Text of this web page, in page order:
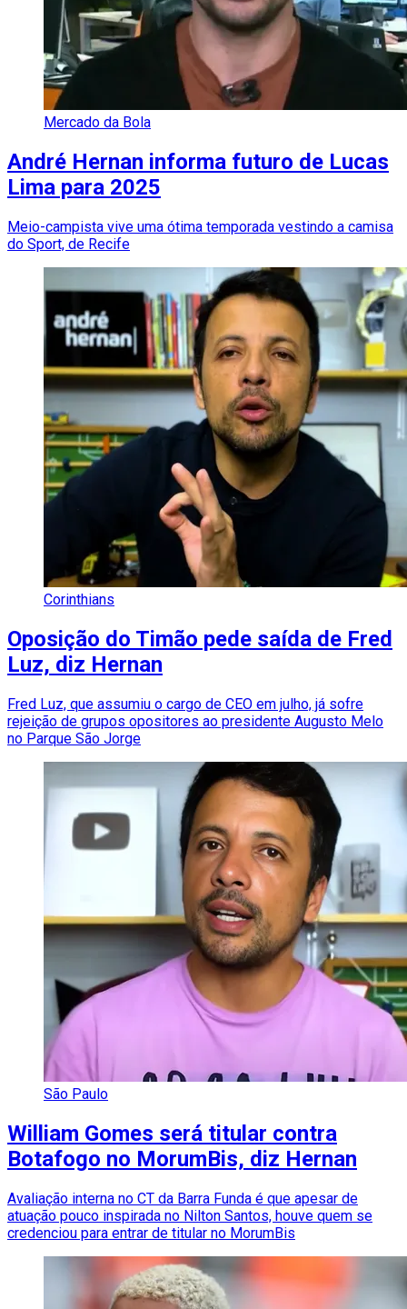
Mercado da Bola
André Hernan informa futuro de Lucas
Lima para 2025
Meio-campista vive uma ótima temporada vestindo a camisa
do Sport, de Recife
Corinthians
Oposição do Timão pede saída de Fred
Luz, diz Hernan
Fred Luz, que assumiu o cargo de CEO em julho, já sofre
rejeição de grupos opositores ao presidente Augusto Melo
no Parque São Jorge
São Paulo
William Gomes será titular contra
Botafogo no MorumBis, diz Hernan
Avaliação interna no CT da Barra Funda é que apesar de
atuação pouco inspirada no Nilton Santos, houve quem se
credenciou para entrar de titular no MorumBis